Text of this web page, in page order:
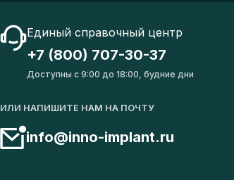
Единый справочный центр
+7 (800) 707-30-37
Доступны с 9:00 до 18:00, будние дни
ИЛИ НАПИШИТЕ НАМ НА ПОЧТУ
info@inno-implant.ru